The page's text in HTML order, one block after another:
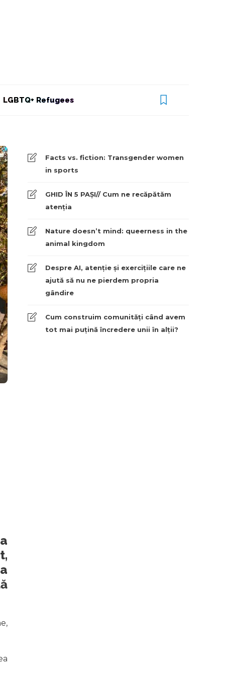
LGBTQ+ Refugees
Facts vs. fiction: Transgender women
in sports
GHID ÎN 5 PAȘI// Cum ne recăpătăm
atenția
Nature doesn’t mind: queerness in the
animal kingdom
Despre AI, atenție și exercițiile care ne
ajută să nu ne pierdem propria
gândire
Cum construim comunități când avem
tot mai puțină încredere unii în alții?